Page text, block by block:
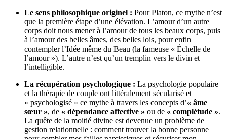
Le sens philosophique originel : Pour Platon, ce mythe n’est
que la première étape d’une élévation. L’amour d’un autre
corps doit nous mener à l’amour de tous les beaux corps, puis
à l’amour des belles âmes, des belles lois, pour enfin
contempler l’Idée même du Beau (la fameuse « Échelle de
l’amour »). L’autre n’est qu’un tremplin vers le divin et
l’intelligible.
La récupération psychologique : La psychologie populaire
et la thérapie de couple ont littéralement sécularisé et
« psychologisé » ce mythe à travers les concepts d’« âme
sœur », de « dépendance affective » ou de « complétude ».
La quête de la moitié divine est devenue un problème de
gestion relationnelle : comment trouver la bonne personne